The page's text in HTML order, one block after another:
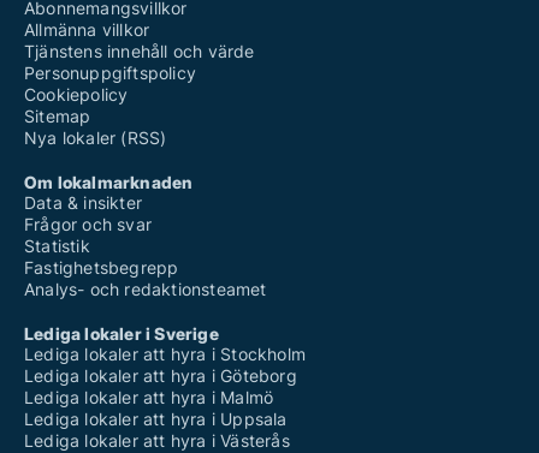
Abonnemangsvillkor
Allmänna villkor
Tjänstens innehåll och värde
Personuppgiftspolicy
Cookiepolicy
Sitemap
Nya lokaler (RSS)
Om lokalmarknaden
Data & insikter
Frågor och svar
Statistik
Fastighetsbegrepp
Analys- och redaktionsteamet
Lediga lokaler i Sverige
Lediga lokaler att hyra i Stockholm
Lediga lokaler att hyra i Göteborg
Lediga lokaler att hyra i Malmö
Lediga lokaler att hyra i Uppsala
Lediga lokaler att hyra i Västerås